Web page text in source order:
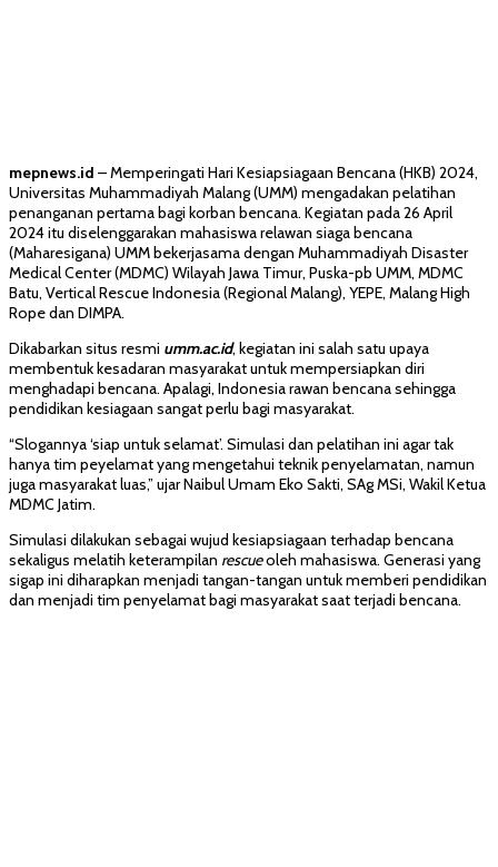
mepnews.id – Memperingati Hari Kesiapsiagaan Bencana (HKB) 2024,
Universitas Muhammadiyah Malang (UMM) mengadakan pelatihan
penanganan pertama bagi korban bencana. Kegiatan pada 26 April
2024 itu diselenggarakan mahasiswa relawan siaga bencana
(Maharesigana) UMM bekerjasama dengan Muhammadiyah Disaster
Medical Center (MDMC) Wilayah Jawa Timur, Puska-pb UMM, MDMC
Batu, Vertical Rescue Indonesia (Regional Malang), YEPE, Malang High
Rope dan DIMPA.
Dikabarkan situs resmi umm.ac.id, kegiatan ini salah satu upaya
membentuk kesadaran masyarakat untuk mempersiapkan diri
menghadapi bencana. Apalagi, Indonesia rawan bencana sehingga
pendidikan kesiagaan sangat perlu bagi masyarakat.
“Slogannya ‘siap untuk selamat’. Simulasi dan pelatihan ini agar tak
hanya tim peyelamat yang mengetahui teknik penyelamatan, namun
juga masyarakat luas,” ujar Naibul Umam Eko Sakti, SAg MSi, Wakil Ketua
MDMC Jatim.
Simulasi dilakukan sebagai wujud kesiapsiagaan terhadap bencana
sekaligus melatih keterampilan rescueoleh mahasiswa. Generasi yang
sigap ini diharapkan menjadi tangan-tangan untuk memberi pendidikan
dan menjadi tim penyelamat bagi masyarakat saat terjadi bencana.